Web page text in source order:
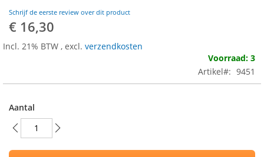
gallerij
Schrijf de eerste review over dit product
€ 16,30
Incl. 21% BTW , excl. verzendkosten
Voorraad: 3
Artikel
9451
Aantal